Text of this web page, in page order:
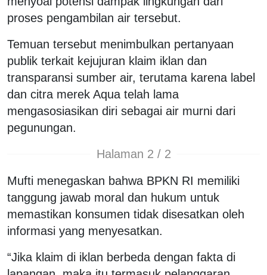
proses pengambilan air tersebut.
Temuan tersebut menimbulkan pertanyaan
publik terkait kejujuran klaim iklan dan
transparansi sumber air, terutama karena label
dan citra merek Aqua telah lama
mengasosiasikan diri sebagai air murni dari
pegunungan.
Halaman 2 / 2
Mufti menegaskan bahwa BPKN RI memiliki
tanggung jawab moral dan hukum untuk
memastikan konsumen tidak disesatkan oleh
informasi yang menyesatkan.
“Jika klaim di iklan berbeda dengan fakta di